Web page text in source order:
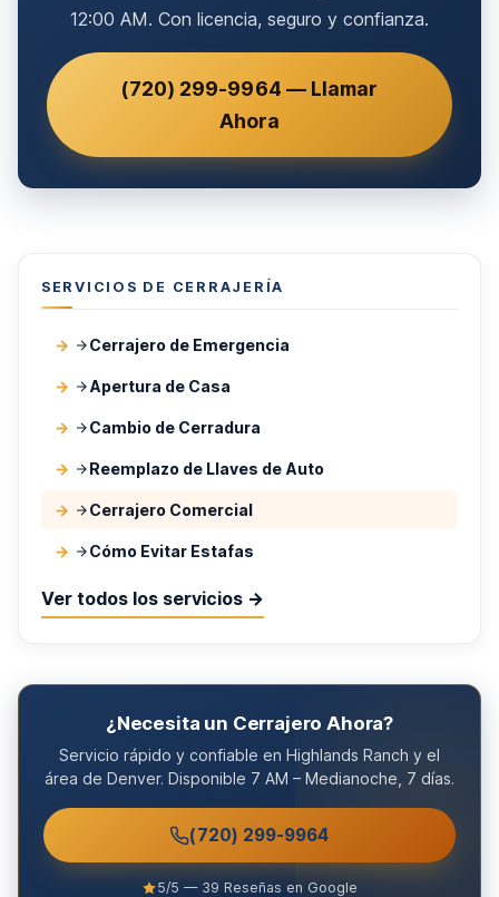
12:00 AM. Con licencia, seguro y confianza.
(720) 299-9964 — Llamar
Ahora
SERVICIOS DE CERRAJERÍA
Cerrajero de Emergencia
Apertura de Casa
Cambio de Cerradura
Reemplazo de Llaves de Auto
Cerrajero Comercial
Cómo Evitar Estafas
Ver todos los servicios →
¿Necesita un Cerrajero Ahora?
Servicio rápido y confiable en Highlands Ranch y el
área de Denver. Disponible 7 AM – Medianoche, 7 días.
(720) 299-9964
5/5 — 39 Reseñas en Google